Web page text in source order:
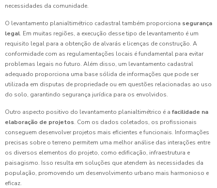
necessidades da comunidade.
O levantamento planialtimétrico cadastral também proporciona segurança
legal. Em muitas regiões, a execução desse tipo de levantamento é um
requisito legal para a obtenção de alvarás e licenças de construção. A
conformidade com as regulamentações locais é fundamental para evitar
problemas legais no futuro. Além disso, um levantamento cadastral
adequado proporciona uma base sólida de informações que pode ser
utilizada em disputas de propriedade ou em questões relacionadas ao uso
do solo, garantindo segurança jurídica para os envolvidos.
Outro aspecto positivo do levantamento planialtimétrico é a facilidade na
elaboração de projetos. Com os dados coletados, os profissionais
conseguem desenvolver projetos mais eficientes e funcionais. Informações
precisas sobre o terreno permitem uma melhor análise das interações entre
os diversos elementos do projeto, como edificação, infraestrutura e
paisagismo. Isso resulta em soluções que atendem às necessidades da
população, promovendo um desenvolvimento urbano mais harmonioso e
eficaz.